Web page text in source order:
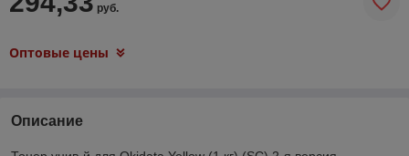
руб.
Оптовые цены
Описание